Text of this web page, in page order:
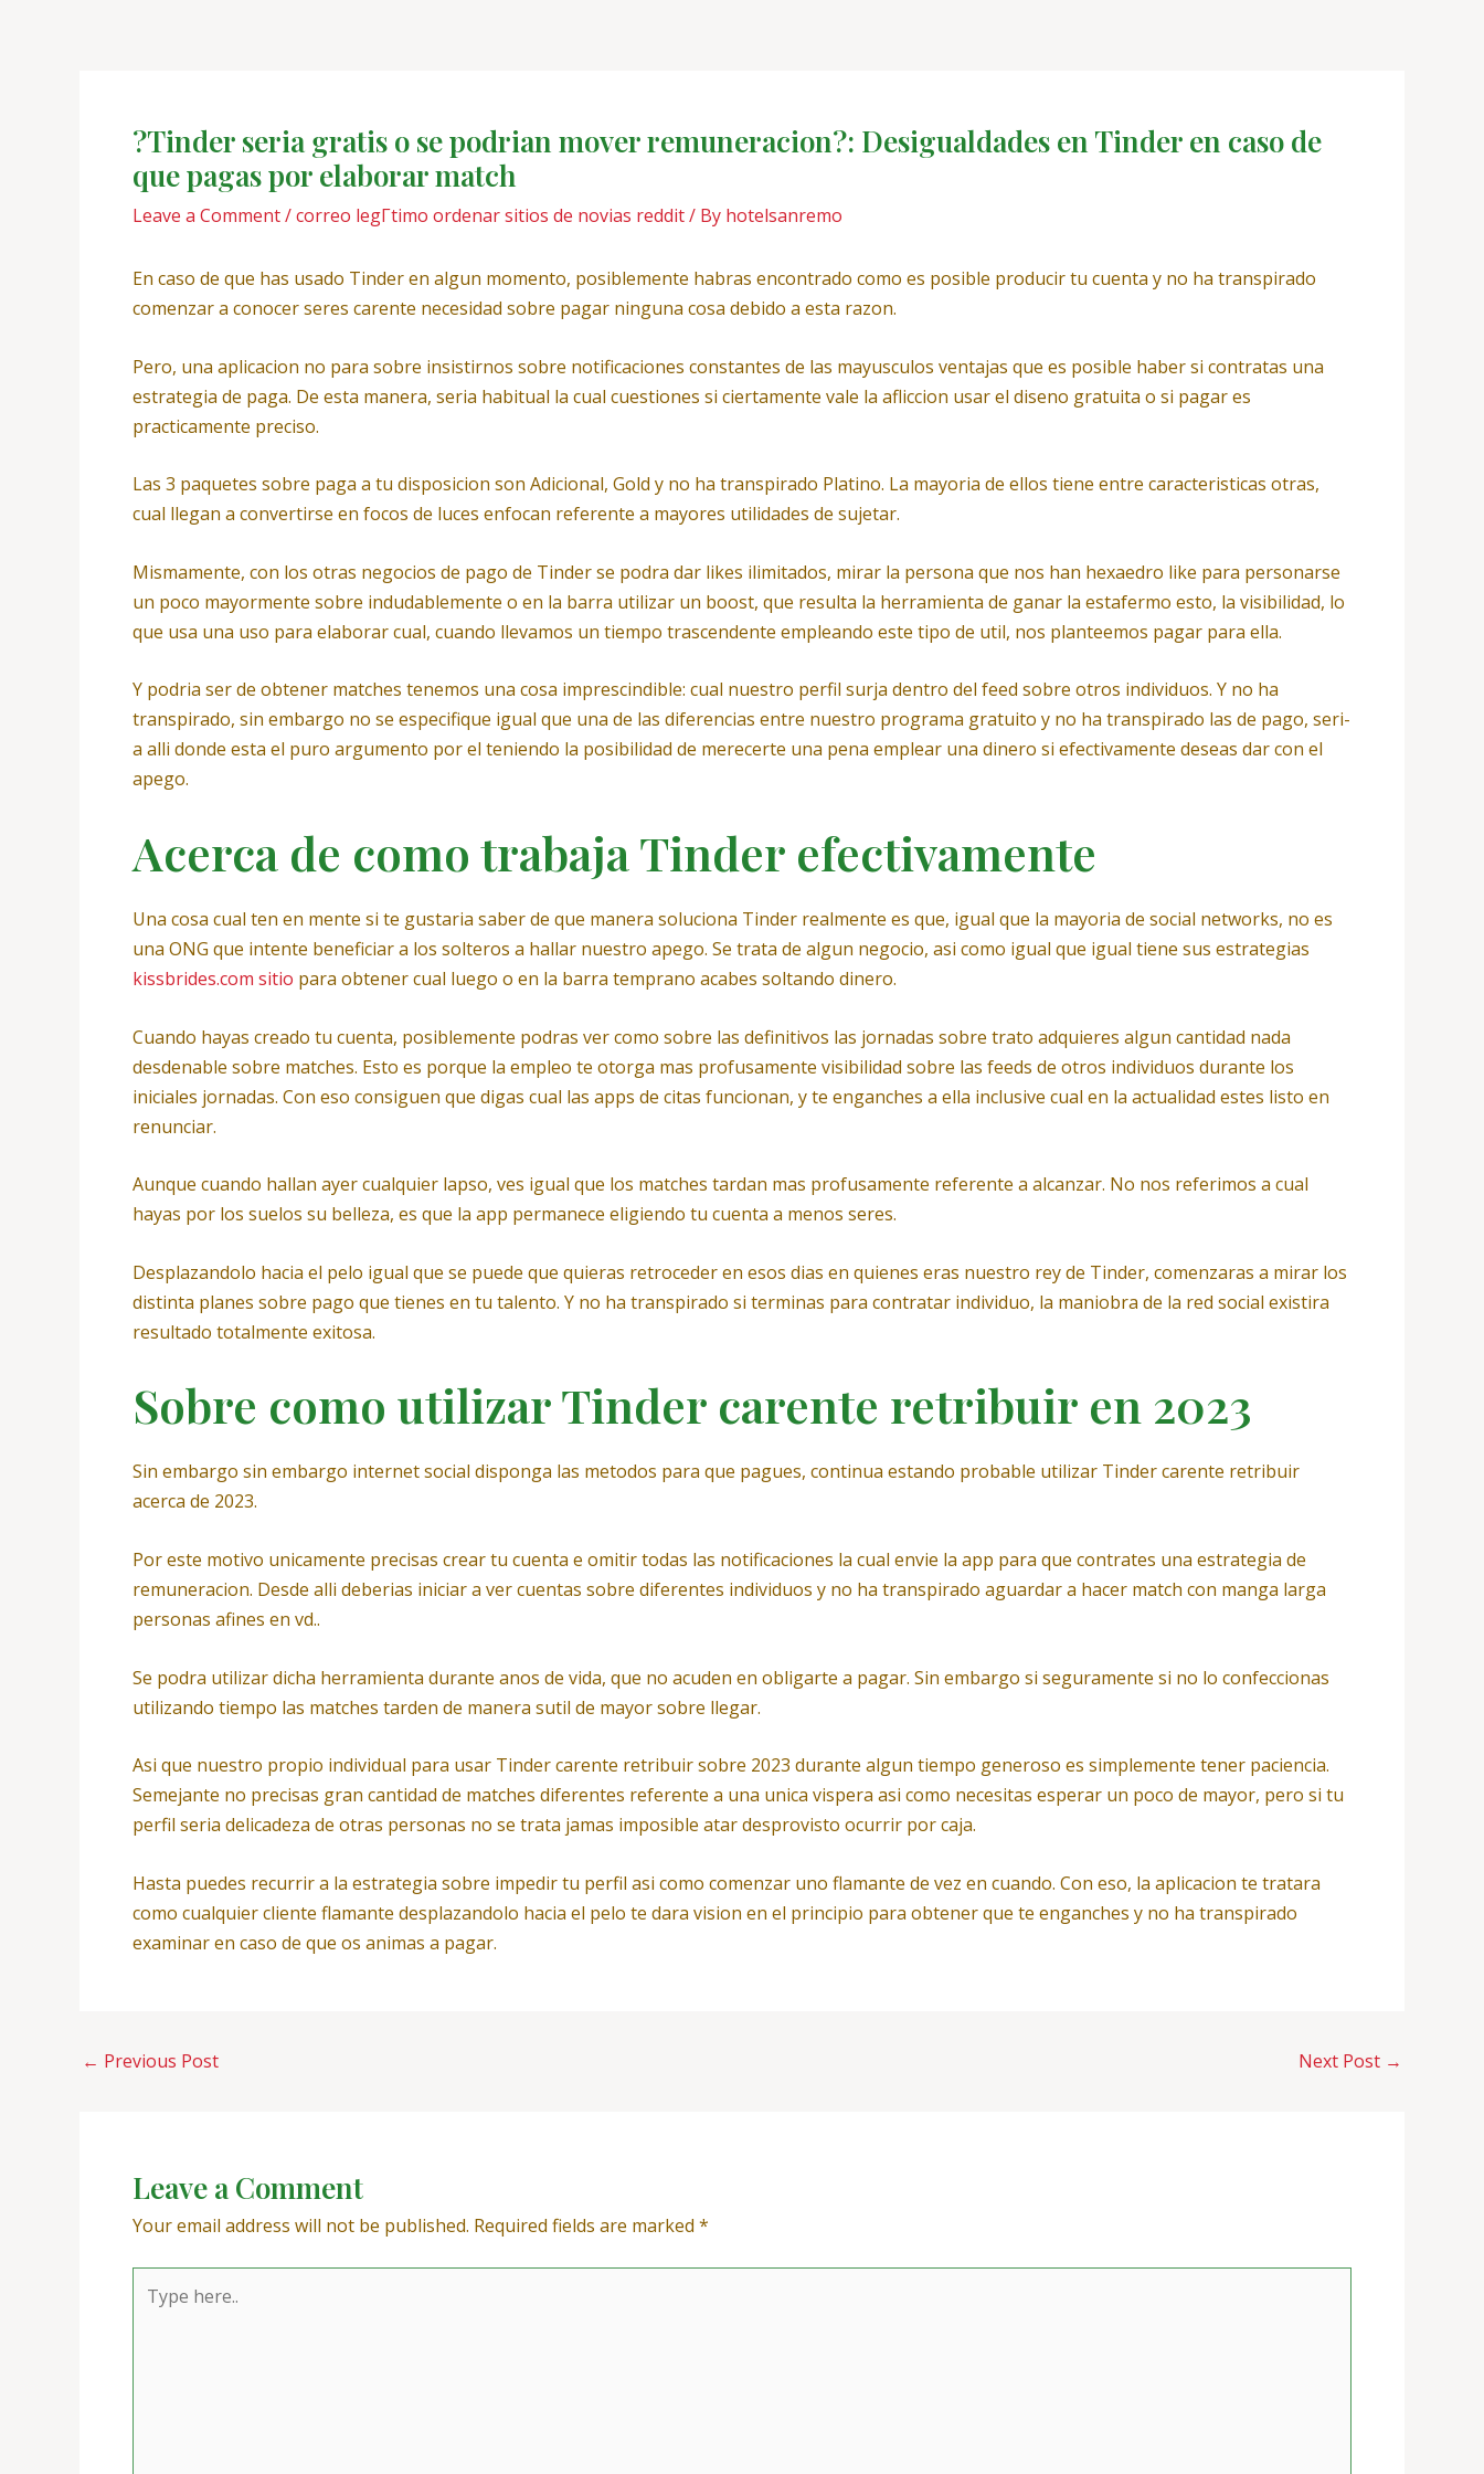
?Tinder seri­a gratis o se podri­an mover remuneracion?: Desigualdades en Tinder en caso de
que pagas por elaborar match
Leave a Comment/correo legГ­timo ordenar sitios de novias reddit/ By hotelsanremo
En caso de que has usado Tinder en algun momento, posiblemente habras encontrado como es posible producir tu cuenta y no ha transpirado
comenzar a conocer seres carente necesidad sobre pagar ninguna cosa debido a esta razon.
Pero, una aplicacion no para sobre insistirnos sobre notificaciones constantes de las mayusculos ventajas que es posible haber si contratas una
estrategia de paga. De esta manera, seri­a habitual la cual cuestiones si ciertamente vale la afliccion usar el diseno gratuita o si pagar es
practicamente preciso.
Las 3 paquetes sobre paga a tu disposicion son Adicional, Gold y no ha transpirado Platino. La mayori­a de ellos tiene entre caracteristicas otras,
cual llegan a convertirse en focos de luces enfocan referente a mayores utilidades de sujetar.
Mismamente, con los otras negocios de pago de Tinder se podra dar likes ilimitados, mirar la persona que nos han hexaedro like para personarse
un poco mayormente sobre indudablemente o en la barra utilizar un boost, que resulta la herramienta de ganar la estafermo esto, la visibilidad, lo
que usa una uso para elaborar cual, cuando llevamos un tiempo trascendente empleando este tipo de util, nos planteemos pagar para ella.
Y podri­a ser de obtener matches tenemos una cosa imprescindible: cual nuestro perfil surja dentro del feed sobre otros individuos. Y no ha
transpirado, sin embargo no se especifique igual que una de las diferencias entre nuestro programa gratuito y no ha transpirado las de pago, seri­
a alli donde esta el puro argumento por el teniendo la posibilidad de merecerte una pena emplear una dinero si efectivamente deseas dar con el
apego.
Acerca de como trabaja Tinder efectivamente
Una cosa cual ten en mente si te gustaria saber de que manera soluciona Tinder realmente es que, igual que la mayoria de social networks, no es
una ONG que intente beneficiar a los solteros a hallar nuestro apego. Se trata de algun negocio, asi­ como igual que igual tiene sus estrategias
kissbrides.com sitio para obtener cual luego o en la barra temprano acabes soltando dinero.
Cuando hayas creado tu cuenta, posiblemente podras ver como sobre las definitivos las jornadas sobre trato adquieres algun cantidad nada
desdenable sobre matches. Esto es porque la empleo te otorga mas profusamente visibilidad sobre las feeds de otros individuos durante los
iniciales jornadas. Con eso consiguen que digas cual las apps de citas funcionan, y te enganches a ella inclusive cual en la actualidad estes listo en
renunciar.
Aunque cuando hallan ayer cualquier lapso, ves igual que los matches tardan mas profusamente referente a alcanzar. No nos referimos a cual
hayas por los suelos su belleza, es que la app permanece eligiendo tu cuenta a menos seres.
Desplazandolo hacia el pelo igual que se puede que quieras retroceder en esos dias en quienes eras nuestro rey de Tinder, comenzaras a mirar los
distinta planes sobre pago que tienes en tu talento. Y no ha transpirado si terminas para contratar individuo, la maniobra de la red social existira
resultado totalmente exitosa.
Sobre como utilizar Tinder carente retribuir en 2023
Sin embargo sin embargo internet social disponga las metodos para que pagues, continua estando probable utilizar Tinder carente retribuir
acerca de 2023.
Por este motivo unicamente precisas crear tu cuenta e omitir todas las notificaciones la cual envie la app para que contrates una estrategia de
remuneracion. Desde alli deberias iniciar a ver cuentas sobre diferentes individuos y no ha transpirado aguardar a hacer match con manga larga
personas afines en vd..
Se podra utilizar dicha herramienta durante anos de vida, que no acuden en obligarte a pagar. Sin embargo si seguramente si no lo confeccionas
utilizando tiempo las matches tarden de manera sutil de mayor sobre llegar.
Asi que nuestro propio individual para usar Tinder carente retribuir sobre 2023 durante algun tiempo generoso es simplemente tener paciencia.
Semejante no precisas gran cantidad de matches diferentes referente a una unica vispera asi­ como necesitas esperar un poco de mayor, pero si tu
perfil seri­a delicadeza de otras personas no se trata jamas imposible atar desprovisto ocurrir por caja.
Hasta puedes recurrir a la estrategia sobre impedir tu perfil asi­ como comenzar uno flamante de vez en cuando. Con eso, la aplicacion te tratara
como cualquier cliente flamante desplazandolo hacia el pelo te dara vision en el principio para obtener que te enganches y no ha transpirado
examinar en caso de que os animas a pagar.
← Previous Post Next Post →
Leave a Comment
Your email address will not be published. Required fields are marked *
here..